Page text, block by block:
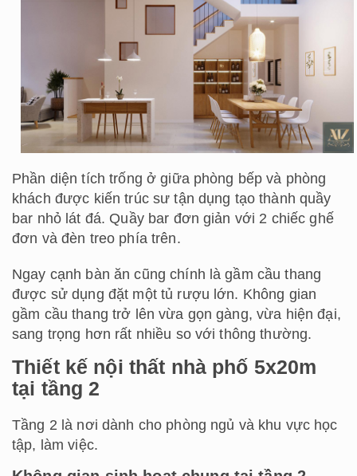
Phần diện tích trống ở giữa phòng bếp và phòng
khách được kiến trúc sư tận dụng tạo thành quầy
bar nhỏ lát đá. Quầy bar đơn giản với 2 chiếc ghế
đơn và đèn treo phía trên.
Ngay cạnh bàn ăn cũng chính là gầm cầu thang
được sử dụng đặt một tủ rượu lớn. Không gian
gầm cầu thang trở lên vừa gọn gàng, vừa hiện đại,
sang trọng hơn rất nhiều so với thông thường.
Thiết kế nội thất nhà phố 5x20m
tại tầng 2
Tầng 2 là nơi dành cho phòng ngủ và khu vực học
tập, làm việc.